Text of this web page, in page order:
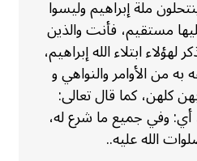
ملة إبراهيم وليسوا
مستقیم، فأنت والذين
ابتلاء الله إبراهيم،
به من الأوامر والنواهي و
كلهن، كما قال تعالى:
أي: وفي جميع ما شرع له،
الله عليه..